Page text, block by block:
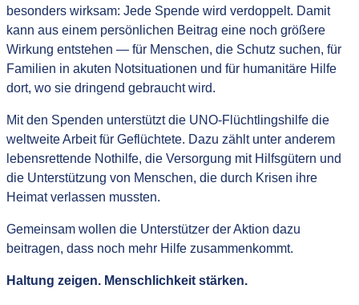
besonders wirksam: Jede Spende wird verdoppelt. Damit
kann aus einem persönlichen Beitrag eine noch größere
Wirkung entstehen — für Menschen, die Schutz suchen, für
Familien in akuten Notsituationen und für humanitäre Hilfe
dort, wo sie dringend gebraucht wird.
Mit den Spenden unterstützt die UNO-Flüchtlingshilfe die
weltweite Arbeit für Geflüchtete. Dazu zählt unter anderem
lebensrettende Nothilfe, die Versorgung mit Hilfsgütern und
die Unterstützung von Menschen, die durch Krisen ihre
Heimat verlassen mussten.
Gemeinsam wollen die Unterstützer der Aktion dazu
beitragen, dass noch mehr Hilfe zusammenkommt.
Haltung zeigen. Menschlichkeit stärken.